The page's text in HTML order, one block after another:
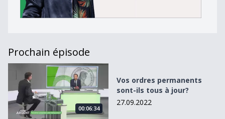
Prochain épisode
Vos ordres permanents sont-ils tous à jour?
00:06:34
Vos ordres permanents
sont-ils tous à jour?
27.09.2022